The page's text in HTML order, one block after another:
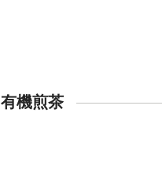
有機煎茶